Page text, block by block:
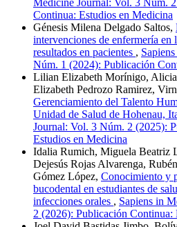
Medicine Journal: Vol. 3 Núm.
Continua: Estudios en Medicina
Génesis Milena Delgado Saltos,
intervenciones de enfermería en
resultados en pacientes ,
Núm. 1 (2024): Publicación
Lilian Elizabeth Morínigo,
Elizabeth Pedrozo Ramirez,
Gerenciamiento del Talento
Unidad de Salud de Hohenau,
Journal: Vol. 3 Núm. 2 (2025):
Estudios en Medicina
Idalia Rumich, Miguela Beatriz
Dejesús Rojas Alvarenga,
Gómez López, Conocimiento y
bucodental en estudiantes de
infecciones orales , Sapiens in
2 (2026): Publicación Continua: